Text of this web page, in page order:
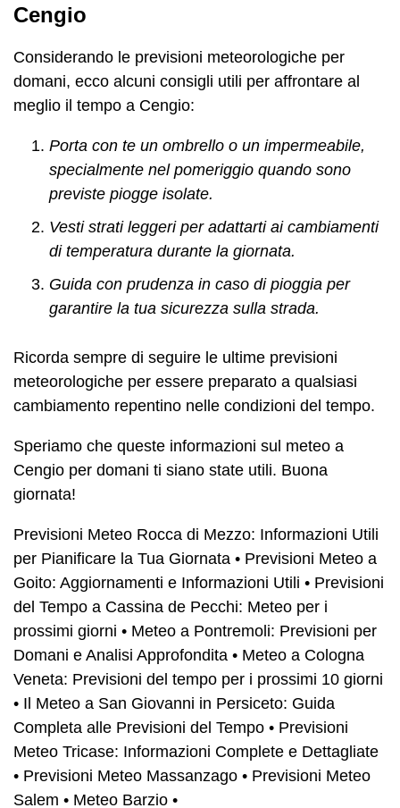
Cengio
Considerando le previsioni meteorologiche per
domani, ecco alcuni consigli utili per affrontare al
meglio il tempo a Cengio:
Porta con te un ombrello o un impermeabile,
specialmente nel pomeriggio quando sono
previste piogge isolate.
Vesti strati leggeri per adattarti ai cambiamenti
di temperatura durante la giornata.
Guida con prudenza in caso di pioggia per
garantire la tua sicurezza sulla strada.
Ricorda sempre di seguire le ultime previsioni
meteorologiche per essere preparato a qualsiasi
cambiamento repentino nelle condizioni del tempo.
Speriamo che queste informazioni sul meteo a
Cengio per domani ti siano state utili. Buona
giornata!
Previsioni Meteo Rocca di Mezzo: Informazioni Utili
per Pianificare la Tua Giornata • Previsioni Meteo a
Goito: Aggiornamenti e Informazioni Utili • Previsioni
del Tempo a Cassina de Pecchi: Meteo per i
prossimi giorni • Meteo a Pontremoli: Previsioni per
Domani e Analisi Approfondita • Meteo a Cologna
Veneta: Previsioni del tempo per i prossimi 10 giorni
• Il Meteo a San Giovanni in Persiceto: Guida
Completa alle Previsioni del Tempo • Previsioni
Meteo Tricase: Informazioni Complete e Dettagliate
• Previsioni Meteo Massanzago • Previsioni Meteo
Salem • Meteo Barzio •